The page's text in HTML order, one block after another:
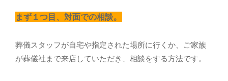
まず１つ目、対面での相談。
葬儀スタッフが自宅や指定された場所に行くか、ご家族
が葬儀社まで来店していただき、相談をする方法です。